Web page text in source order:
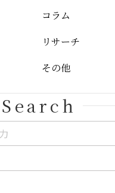
コラム
リサーチ
その他
Search